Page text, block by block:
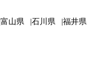
富山県 石川県 福井県